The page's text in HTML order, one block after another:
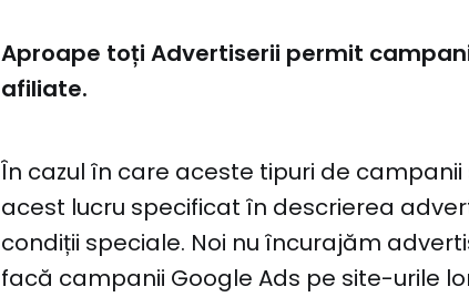
Aproape toți Advertiserii permit
afiliate.
În cazul în care aceste tipuri de campanii
acest lucru specificat în descrierea
condiții speciale. Noi nu încurajăm
facă campanii Google Ads pe site-urile